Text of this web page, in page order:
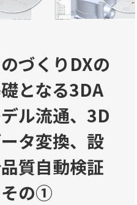
づくりDXの
となる3DA
ル流通、3D
タ変換、設
質自動検証
その①